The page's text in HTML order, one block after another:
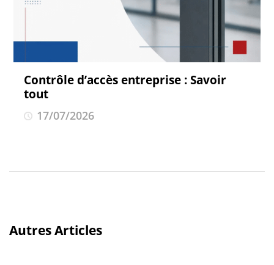
Contrôle d’accès entreprise : Savoir
tout
17/07/2026
Autres Articles